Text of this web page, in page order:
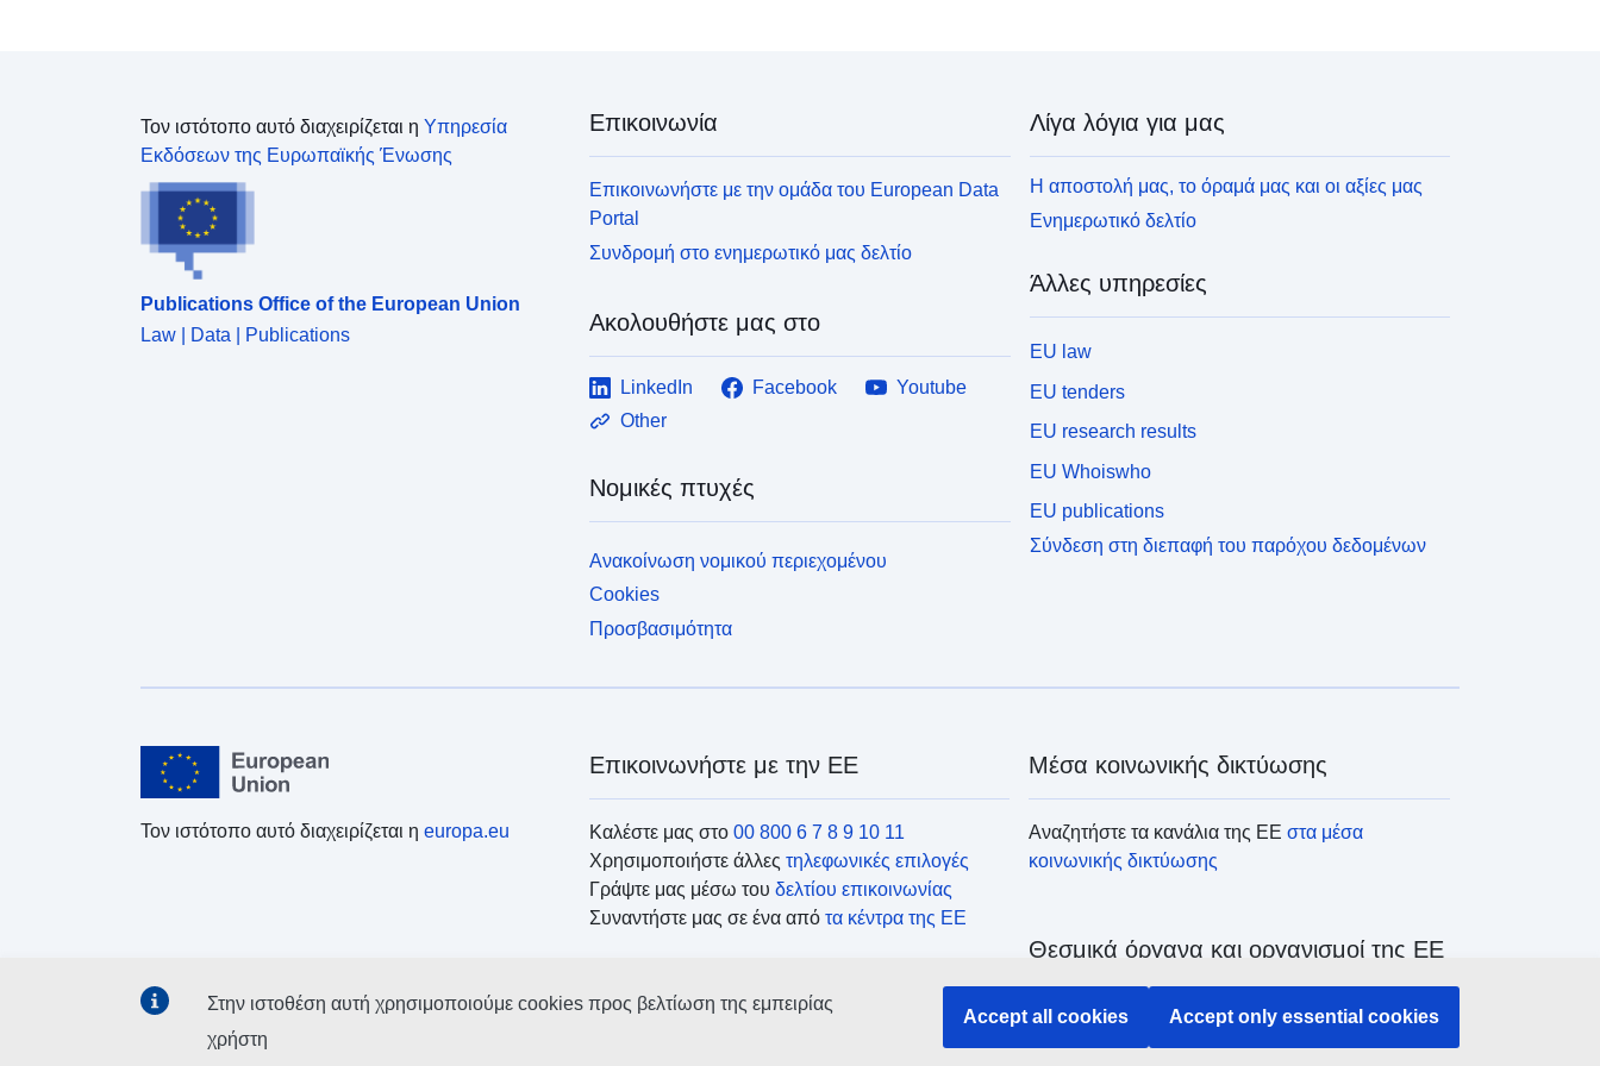
Τον ιστότοπο αυτό διαχειρίζεται η Υπηρεσία
Εκδόσεων της Ευρωπαϊκής Ένωσης
Publications Office of the European Union
Law | Data | Publications
Επικοινωνία
Επικοινωνήστε με την ομάδα του European Data
Portal
Συνδρομή στο ενημερωτικό μας δελτίο
Ακολουθήστε μας στο
LinkedIn Facebook
Youtube
Other
Νομικές πτυχές
Ανακοίνωση νομικού περιεχομένου
Cookies
Προσβασιμότητα
Λίγα λόγια για μας
Η αποστολή μας, το όραμά μας και οι αξίες μας
Ενημερωτικό δελτίο
Άλλες υπηρεσίες
EU law
EU tenders
EU research results
EU Whoiswho
EU publications
Σύνδεση στη διεπαφή του παρόχου δεδομένων
Τον ιστότοπο αυτό διαχειρίζεται η europa.eu
Επικοινωνήστε με την ΕΕ
Καλέστε μας στο 00 800 6 7 8 9 10 11
Χρησιμοποιήστε άλλες τηλεφωνικές επιλογές
Γράψτε μας μέσω του δελτίου επικοινωνίας
Συναντήστε μας σε ένα από τα κέντρα της ΕΕ
Μέσα κοινωνικής δικτύωσης
Αναζητήστε τα κανάλια της ΕΕστα μέσα
κοινωνικής δικτύωσης
Θεσμικά όργανα και οργανισμοί της ΕΕ
Αναζήτηση όλων των θεσμικών και λοιπών
οργάνων και οργανισμών της ΕΕ
Στην ιστοθέση αυτή χρησιμοποιούμε cookies προς βελτίωση της εμπειρίας
χρήστη
Accept all cookies Accept only essential cookies